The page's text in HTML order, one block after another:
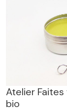
Atelier
bio